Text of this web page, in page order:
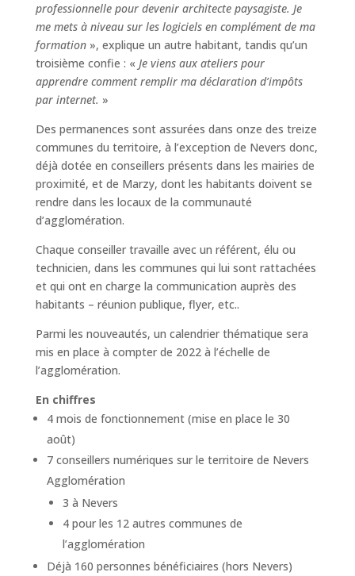
professionnelle pour devenir architecte paysagiste. Je
me mets à niveau sur les logiciels en complément de ma
formation», explique un autre habitant, tandis qu’un
troisième confie : « Je viens aux ateliers pour
apprendre comment remplir ma déclaration d’impôts
par internet. »
Des permanences sont assurées dans onze des treize
communes du territoire, à l’exception de Nevers donc,
déjà dotée en conseillers présents dans les mairies de
proximité, et de Marzy, dont les habitants doivent se
rendre dans les locaux de la communauté
d’agglomération.
Chaque conseiller travaille avec un référent, élu ou
technicien, dans les communes qui lui sont rattachées
et qui ont en charge la communication auprès des
habitants – réunion publique, flyer, etc..
Parmi les nouveautés, un calendrier thématique sera
mis en place à compter de 2022 à l’échelle de
l’agglomération.
En chiffres
4 mois de fonctionnement (mise en place le 30
août)
7 conseillers numériques sur le territoire de Nevers
Agglomération
3 à Nevers
4 pour les 12 autres communes de
l’agglomération
Déjà 160 personnes bénéficiaires (hors Nevers)